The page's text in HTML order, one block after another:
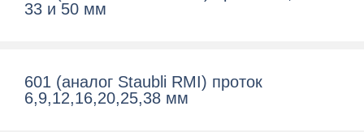
33 и 50 мм
601 (аналог Staubli RMI) проток
6,9,12,16,20,25,38 мм